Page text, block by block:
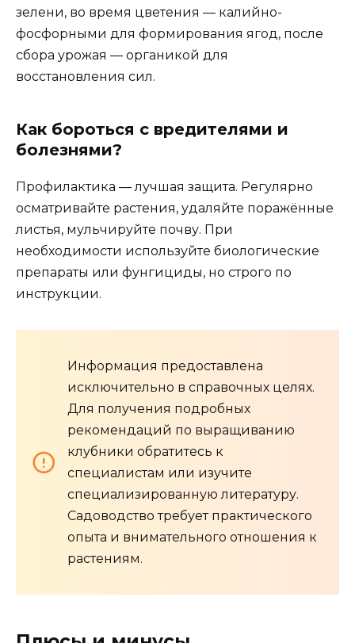
зелени, во время цветения — калийно-
фосфорными для формирования ягод, после
сбора урожая — органикой для
восстановления сил.
Как бороться с вредителями и
болезнями?
Профилактика — лучшая защита. Регулярно
осматривайте растения, удаляйте поражённые
листья, мульчируйте почву. При
необходимости используйте биологические
препараты или фунгициды, но строго по
инструкции.
Информация предоставлена
исключительно в справочных целях.
Для получения подробных
рекомендаций по выращиванию
клубники обратитесь к
специалистам или изучите
специализированную литературу.
Садоводство требует практического
опыта и внимательного отношения к
растениям.